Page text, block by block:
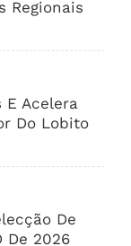
Regionais
E Acelera
Do Lobito
De
De 2026